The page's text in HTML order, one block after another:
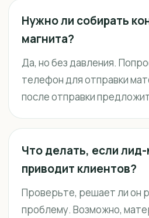
Нужно ли собирать
магнита?
Да, но без давления.
телефон для отправки
после отправки
Что делать, если
приводит клиентов?
Проверьте, решает ли он
проблему. Возможно,